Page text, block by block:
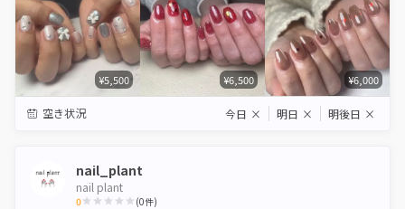
¥5,500 ¥6,500 ¥6,000
空き状況 今日 × 明日 × 明後日 ×
nail_plant
nail plant
0 (0件)